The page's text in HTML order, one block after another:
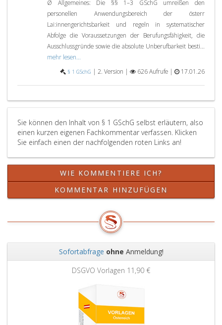
Ø Allgemeines: Die §§ 1–3 GSchG umreißen den
personellen Anwendungsbereich der österr
Lai:innengerichtsbarkeit und regeln in systematischer
Abfolge die Voraussetzungen der Berufungsfähigkeit, die
Ausschlussgründe sowie die absolute Unberufbarkeit besti...
mehr lesen...
§ 1 GSchG | 2. Version | 626 Aufrufe | 17.01.26
Sie können den Inhalt von § 1 GSchG selbst erläutern, also
einen kurzen eigenen Fachkommentar verfassen. Klicken
Sie einfach einen der nachfolgenden roten Links an!
WIE KOMMENTIERE ICH?
KOMMENTAR HINZUFÜGEN
Sofortabfrage ohne Anmeldung!
DSGVO Vorlagen 11,90 €